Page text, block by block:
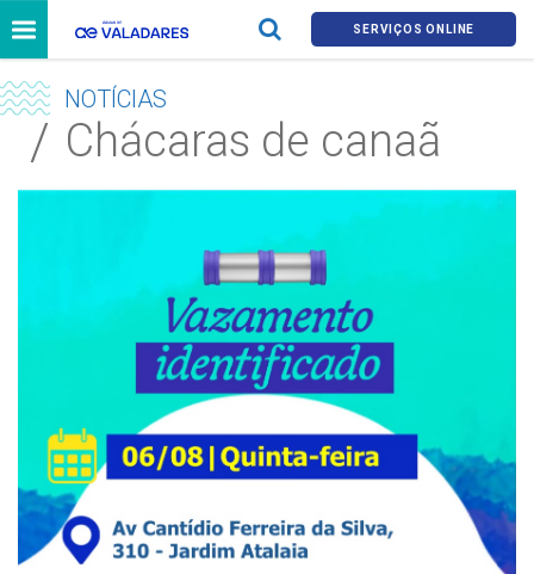
SERVIÇOS ONLINE
NOTÍCIAS
Chácaras de canaã